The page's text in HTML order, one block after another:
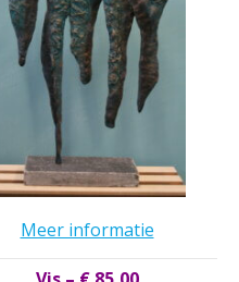
Meer informatie